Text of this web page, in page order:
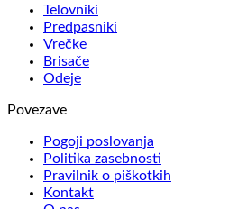
Telovniki
Predpasniki
Vrečke
Brisače
Odeje
Povezave
Pogoji poslovanja
Politika zasebnosti
Pravilnik o piškotkih
Kontakt